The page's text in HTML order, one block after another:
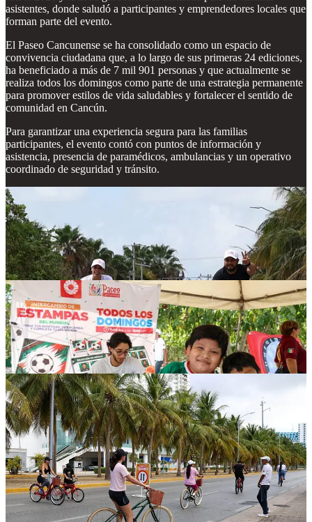
asistentes, donde saludó a participantes y emprendedores locales que
forman parte del evento.
El Paseo Cancunense se ha consolidado como un espacio de
convivencia ciudadana que, a lo largo de sus primeras 24 ediciones,
ha beneficiado a más de 7 mil 901 personas y que actualmente se
realiza todos los domingos como parte de una estrategia permanente
para promover estilos de vida saludables y fortalecer el sentido de
comunidad en Cancún.
Para garantizar una experiencia segura para las familias
participantes, el evento contó con puntos de información y
asistencia, presencia de paramédicos, ambulancias y un operativo
coordinado de seguridad y tránsito.